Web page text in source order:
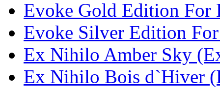
Evoke Gold Edition For
Evoke Silver Edition
Ex Nihilo Amber Sky
Ex Nihilo Bois d`Hiver